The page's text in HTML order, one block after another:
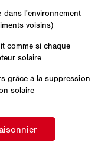
dans l'environnement
voisins)
comme si chaque
solaire
grâce à la suppression
solaire